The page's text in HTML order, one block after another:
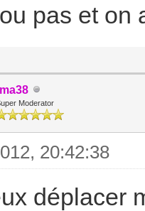
pas et on
Moderator
20:42:38
déplacer